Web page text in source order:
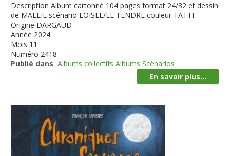
Description Album cartonné 104 pages format 24/32 et dessin
de MALLIE scénario LOISEL/LE TENDRE couleur TATTI
Origine DARGAUD
Année 2024
Mois 11
Numéro 2418
Publié dans Albums collectifs Albums Scénarios
En savoir plus...